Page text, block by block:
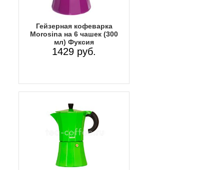
Гейзерная кофеварка
Morosina на 6 чашек (300
мл) Фуксия
1429 руб.